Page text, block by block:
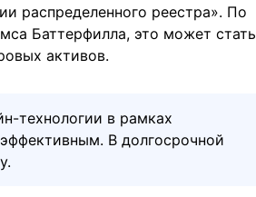
распределенного реестра». По
Баттерфилла, это может стать
активов.
технологии в рамках
В долгосрочной